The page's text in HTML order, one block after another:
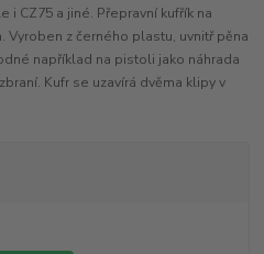
i CZ75 a jiné. Přepravní kufřík na
Vyroben z černého plastu, uvnitř pěna
například na pistoli jako náhrada
Kufr se uzavírá dvěma klipy v